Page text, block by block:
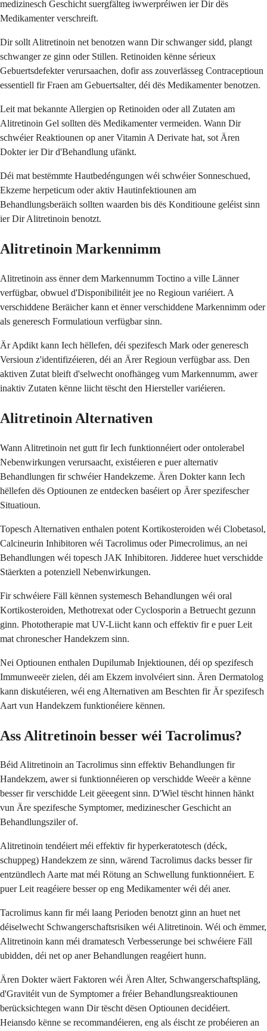
medizinesch Geschicht suergfälteg iwwerpréiwen ier Dir dës
Medikamenter verschreift.
Dir sollt Alitretinoin net benotzen wann Dir schwanger sidd, plangt
schwanger ze ginn oder Stillen. Retinoiden kënne sérieux
Gebuertsdefekter verursaachen, dofir ass zouverlässeg Contraceptioun
essentiell fir Fraen am Gebuertsalter, déi dës Medikamenter benotzen.
Leit mat bekannte Allergien op Retinoiden oder all Zutaten am
Alitretinoin Gel sollten dës Medikamenter vermeiden. Wann Dir
schwéier Reaktiounen op aner Vitamin A Derivate hat, sot Ären
Dokter ier Dir d'Behandlung ufänkt.
Déi mat bestëmmte Hautbedéngungen wéi schwéier Sonneschued,
Ekzeme herpeticum oder aktiv Hautinfektiounen am
Behandlungsberäich sollten waarden bis dës Konditioune geléist sinn
ier Dir Alitretinoin benotzt.
Alitretinoin Markennimm
Alitretinoin ass ënner dem Markennumm Toctino a ville Länner
verfügbar, obwuel d'Disponibilitéit jee no Regioun variéiert. A
verschiddene Beräicher kann et ënner verschiddene Markennimm oder
als generesch Formulatioun verfügbar sinn.
Är Apdikt kann Iech hëllefen, déi spezifesch Mark oder generesch
Versioun z'identifizéieren, déi an Ärer Regioun verfügbar ass. Den
aktiven Zutat bleift d'selwecht onofhängeg vum Markennumm, awer
inaktiv Zutaten kënne liicht tëscht den Hiersteller variéieren.
Alitretinoin Alternativen
Wann Alitretinoin net gutt fir Iech funktionnéiert oder ontolerabel
Nebenwirkungen verursaacht, existéieren e puer alternativ
Behandlungen fir schwéier Handekzeme. Ären Dokter kann Iech
hëllefen dës Optiounen ze entdecken baséiert op Ärer spezifescher
Situatioun.
Topesch Alternativen enthalen potent Kortikosteroiden wéi Clobetasol,
Calcineurin Inhibitoren wéi Tacrolimus oder Pimecrolimus, an nei
Behandlungen wéi topesch JAK Inhibitoren. Jidderee huet verschidde
Stäerkten a potenziell Nebenwirkungen.
Fir schwéiere Fäll kënnen systemesch Behandlungen wéi oral
Kortikosteroiden, Methotrexat oder Cyclosporin a Betruecht gezunn
ginn. Phototherapie mat UV-Liicht kann och effektiv fir e puer Leit
mat chronescher Handekzem sinn.
Nei Optiounen enthalen Dupilumab Injektiounen, déi op spezifesch
Immunweeër zielen, déi am Ekzem involvéiert sinn. Ären Dermatolog
kann diskutéieren, wéi eng Alternativen am Beschten fir Är spezifesch
Aart vun Handekzem funktionéiere kënnen.
Ass Alitretinoin besser wéi Tacrolimus?
Béid Alitretinoin an Tacrolimus sinn effektiv Behandlungen fir
Handekzem, awer si funktionnéieren op verschidde Weeër a kënne
besser fir verschidde Leit gëeegent sinn. D'Wiel tëscht hinnen hänkt
vun Äre spezifesche Symptomer, medizinescher Geschicht an
Behandlungsziler of.
Alitretinoin tendéiert méi effektiv fir hyperkeratotesch (déck,
schuppeg) Handekzem ze sinn, wärend Tacrolimus dacks besser fir
entzündlech Aarte mat méi Rötung an Schwellung funktionnéiert. E
puer Leit reagéiere besser op eng Medikamenter wéi déi aner.
Tacrolimus kann fir méi laang Perioden benotzt ginn an huet net
déiselwecht Schwangerschaftsrisiken wéi Alitretinoin. Wéi och ëmmer,
Alitretinoin kann méi dramatesch Verbesserunge bei schwéiere Fäll
ubidden, déi net op aner Behandlungen reagéiert hunn.
Ären Dokter wäert Faktoren wéi Ären Alter, Schwangerschaftspläng,
d'Gravitéit vun de Symptomer a fréier Behandlungsreaktiounen
berücksichtegen wann Dir tëscht dësen Optiounen decidéiert.
Heiansdo kënne se recommandéieren, eng als éischt ze probéieren an